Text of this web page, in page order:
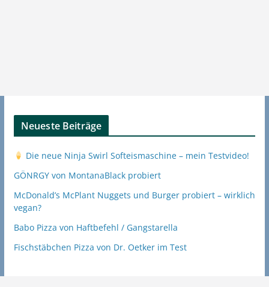
Neueste Beiträge
Die neue Ninja Swirl Softeismaschine – mein Testvideo!
GÖNRGY von MontanaBlack probiert
McDonald’s McPlant Nuggets und Burger probiert – wirklich
vegan?
Babo Pizza von Haftbefehl / Gangstarella
Fischstäbchen Pizza von Dr. Oetker im Test